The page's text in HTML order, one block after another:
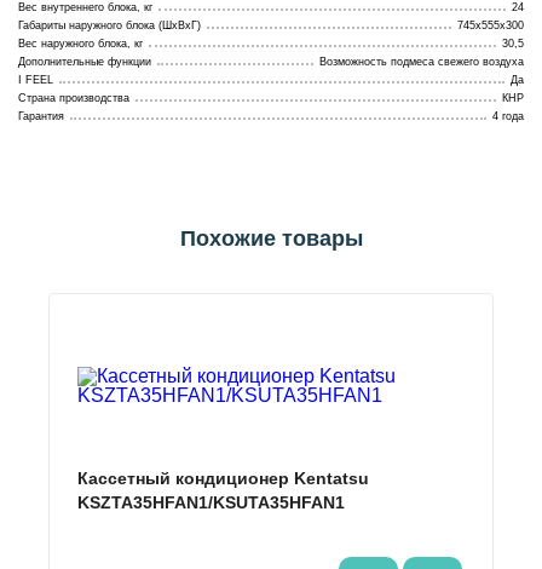
Вес внутреннего блока, кг
24
Габариты наружного блока (ШхВхГ)
745х555х300
Вес наружного блока, кг
30,5
Дополнительные функции
Возможность подмеса свежего воздуха
I FEEL
Да
Страна производства
КНР
Гарантия
4 года
Похожие товары
Кассетный кондиционер Kentatsu
KSZTA35HFAN1/KSUTA35HFAN1